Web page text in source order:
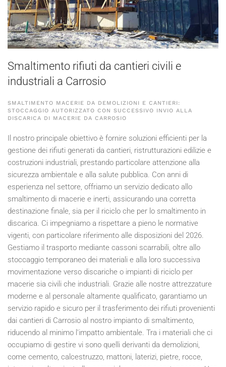
Smaltimento rifiuti da cantieri civili e
industriali a Carrosio
SMALTIMENTO MACERIE DA DEMOLIZIONI E CANTIERI:
STOCCAGGIO AUTORIZZATO CON SUCCESSIVO INVIO ALLA
DISCARICA DI MACERIE DA CARROSIO
Il nostro principale obiettivo è fornire soluzioni efficienti per la
gestione dei rifiuti generati da cantieri, ristrutturazioni edilizie e
costruzioni industriali, prestando particolare attenzione alla
sicurezza ambientale e alla salute pubblica. Con anni di
esperienza nel settore, offriamo un servizio dedicato allo
smaltimento di macerie e inerti, assicurando una corretta
destinazione finale, sia per il riciclo che per lo smaltimento in
discarica. Ci impegniamo a rispettare a pieno le normative
vigenti, con particolare riferimento alle disposizioni del 2026.
Gestiamo il trasporto mediante cassoni scarrabili, oltre allo
stoccaggio temporaneo dei materiali e alla loro successiva
movimentazione verso discariche o impianti di riciclo per
macerie sia civili che industriali. Grazie alle nostre attrezzature
moderne e al personale altamente qualificato, garantiamo un
servizio rapido e sicuro per il trasferimento dei rifiuti provenienti
dai cantieri di Carrosio al nostro impianto di smaltimento,
riducendo al minimo l'impatto ambientale. Tra i materiali che ci
occupiamo di gestire vi sono quelli derivanti da demolizioni,
come cemento, calcestruzzo, mattoni, laterizi, pietre, rocce,